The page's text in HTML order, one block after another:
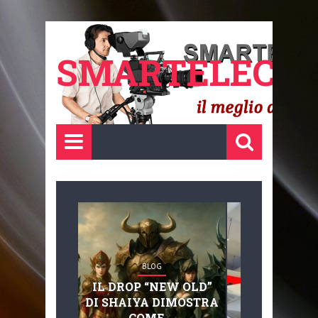
BLOG
IL DROP “NEW OLD”
DI SHAIYA DIMOSTRA